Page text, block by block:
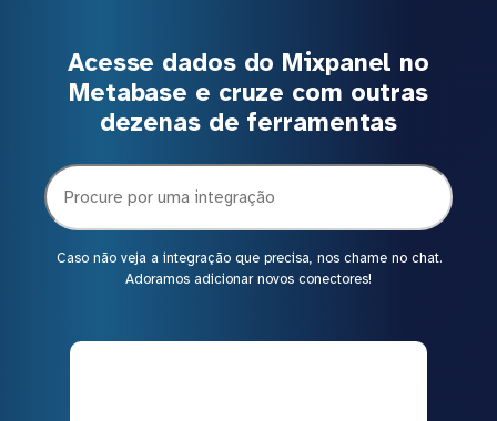
Acesse dados do Mixpanel no
Metabase e cruze com outras
dezenas de ferramentas
Caso não veja a integração que precisa, nos chame no chat.
Adoramos adicionar novos conectores!